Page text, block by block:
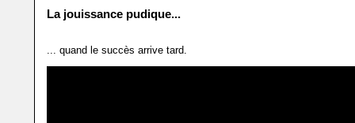
La jouissance pudique...
... quand le succès arrive tard.